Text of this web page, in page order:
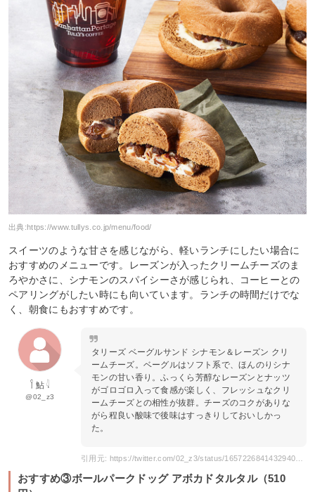
出典:https://www.tullys.co.jp/menu/food/
スイーツのような甘さを感じながら、軽いランチにしたい場合に
おすすめのメニューです。レーズンが入ったクリームチーズのま
ろやかさに、シナモンのスパイシーさが感じられ、コーヒーとの
ペアリングがしたい時にも向いています。ランチの時間だけでな
く、朝食にもおすすめです。
𓌉 鮎 𓇋
@02_z3
タリーズ ベーグルサンド シナモン＆レーズン クリ
ームチーズ。ベーグルはソフト系で、ほんのりシナ
モンの甘い香り。ふっくら芳醇なレーズンとナッツ
がゴロゴロ入って食感が楽しく、フレッシュなクリ
ームチーズとの相性が抜群。チーズのコクがありな
がら程良い酸味で後味はすっきりしておいしかっ
た。
おすすめ③ボールパークドッグ アボカドタルタル（510